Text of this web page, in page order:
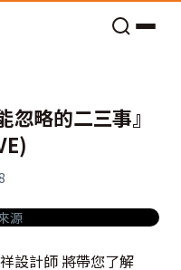
忽略的二三事』
源
設計師 將帶您了解